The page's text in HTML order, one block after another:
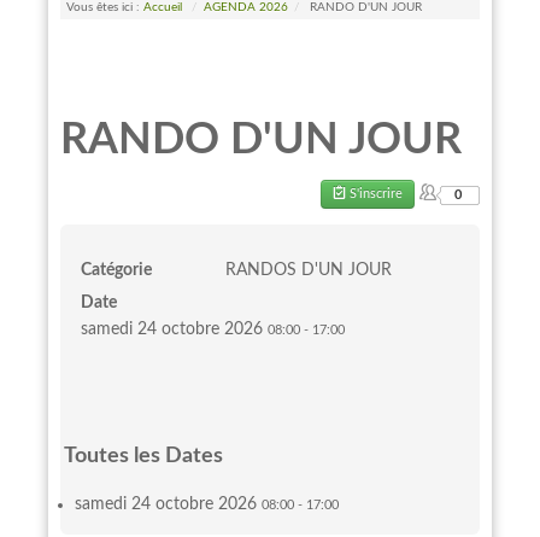
Vous êtes ici : Accueil / AGENDA 2026 / RANDO D'UN JOUR
RANDO D'UN JOUR
S'inscrire 0
Catégorie
RANDOS D'UN JOUR
Date
samedi 24 octobre 2026 08:00- 17:00
Toutes les Dates
samedi 24 octobre 2026 08:00 - 17:00